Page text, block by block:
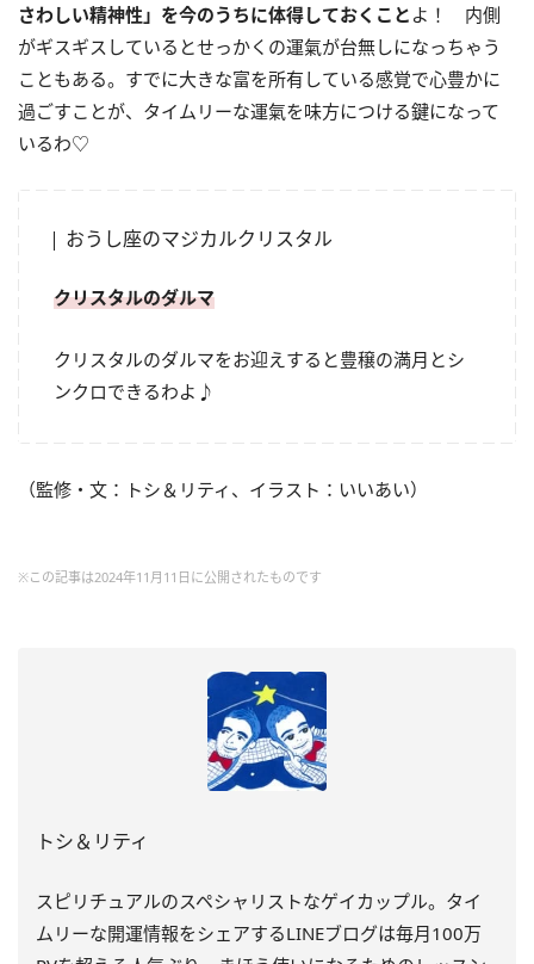
さわしい精神性」を今のうちに体得しておくこと よ！ 内側
がギスギスしているとせっかくの運氣が台無しになっちゃう
こともある。すでに大きな富を所有している感覚で心豊かに
過ごすことが、タイムリーな運氣を味方につける鍵になって
いるわ♡
おうし座のマジカルクリスタル
クリスタルのダルマ
クリスタルのダルマをお迎えすると豊穣の満月とシ
ンクロできるわよ♪
（監修・文：トシ＆リティ、イラスト：いいあい）
※この記事は2024年11月11日に公開されたものです
トシ＆リティ
スピリチュアルのスペシャリストなゲイカップル。タイ
ムリーな開運情報をシェアするLINEブログは毎月100万